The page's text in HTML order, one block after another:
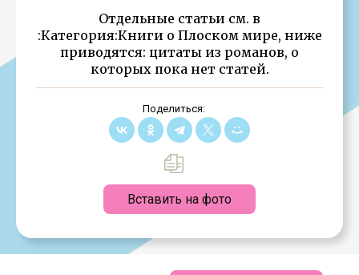
Отдельные статьи см. в
:Категория:Книги о Плоском мире, ниже
приводятся: цитаты из романов, о
которых пока нет статей.
Поделиться:
Вставить на фото